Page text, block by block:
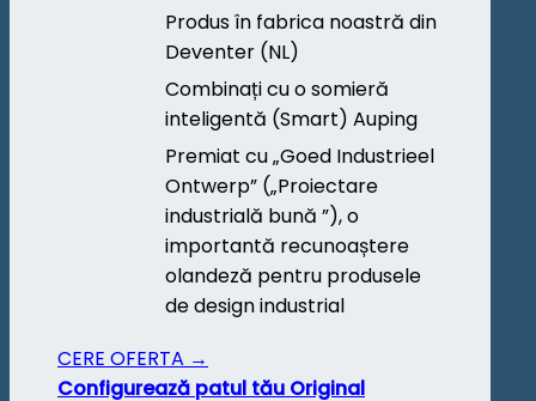
Produs în fabrica noastră din
Deventer (NL)
Combinați cu o somieră
inteligentă (Smart) Auping
Premiat cu „Goed Industrieel
Ontwerp” („Proiectare
industrială bună ”), o
importantă recunoaștere
olandeză pentru produsele
de design industrial
CERE OFERTA →
Configurează patul tău Original